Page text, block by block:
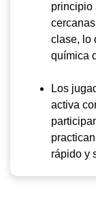
principio
clase, lo
química
Los
activa
rápido y